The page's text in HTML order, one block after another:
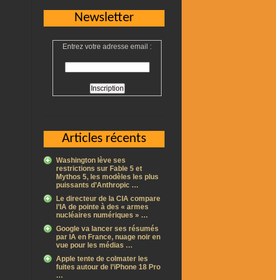
Newsletter
Entrez votre adresse email :
Articles récents
Washington lève ses
restrictions sur Fable 5 et
Mythos 5, les modèles les plus
puissants d’Anthropic …
Le directeur de la CIA compare
l’IA de pointe à des « armes
nucléaires numériques » …
Google va lancer ses résumés
par IA en France, nuage noir en
vue pour les médias …
Apple tente de colmater les
fuites autour de l’iPhone 18 Pro
…